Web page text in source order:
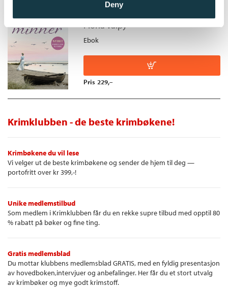
Deny
Et hav av minner
Fiona Valpy
Ebok
Pris 229,–
Krimklubben - de beste krimbøkene!
Krimbøkene du vil lese
Vi velger ut de beste krimbøkene og sender de hjem til deg —
portofritt over kr 399,-!
Unike medlemstilbud
Som medlem i Krimklubben får du en rekke supre tilbud med opptil 80
% rabatt på bøker og fine ting.
Gratis medlemsblad
Du mottar klubbens medlemsblad GRATIS, med en fyldig presentasjon
av hovedboken,intervjuer og anbefalinger. Her får du et stort utvalg
av krimbøker og mye godt krimstoff.